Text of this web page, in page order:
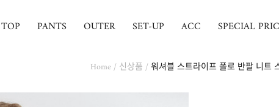
TOP PANTS OUTER SET-UP ACC SPECIAL
Home / 신상품 / 워셔블 스트라이프 폴로 반팔 니트